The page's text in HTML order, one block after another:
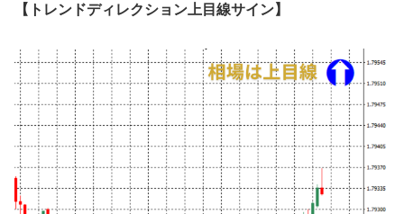
【トレンドディレクション上目線サイン】